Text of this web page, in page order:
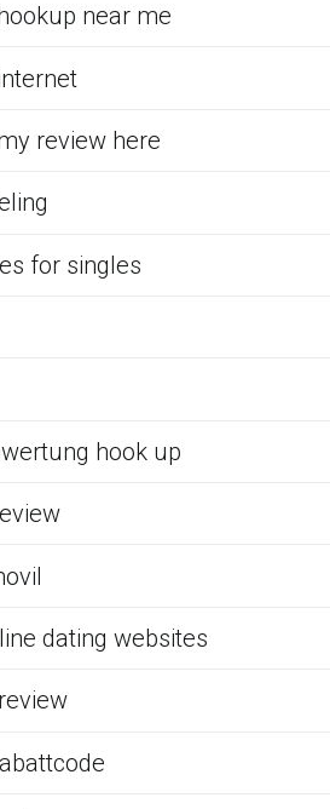
near me
review here
for singles
hook up
dating websites